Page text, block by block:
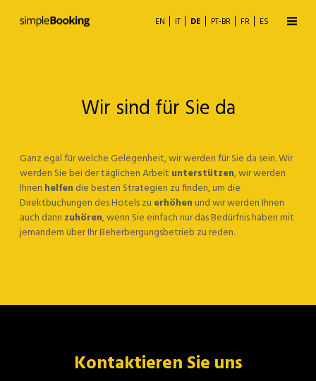
EN IT DE PT-BR FR ES
Buchungsmaschine
Channel Manager
Business Analytics
Wir sind für Sie da
Ganz egal für welche Gelegenheit, wir werden für Sie da sein. Wir
werden Sie bei der täglichen Arbeit unterstützen, wir werden
Ihnen helfen die besten Strategien zu finden, um die
Direktbuchungen des Hotels zu erhöhenund wir werden Ihnen
auch dann zuhören, wenn Sie einfach nur das Bedürfnis haben mit
jemandem über Ihr Beherbergungsbetrieb zu reden.
Kontaktieren Sie uns